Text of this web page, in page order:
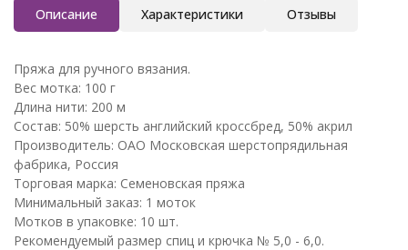
Описание Характеристики Отзывы
Пряжа для ручного вязания.
Вес мотка: 100 г
Длина нити: 200 м
Состав: 50% шерсть английский кроссбред, 50% акрил
Производитель: ОАО Московская шерстопрядильная
фабрика, Россия
Торговая марка: Семеновская пряжа
Минимальный заказ: 1 моток
Мотков в упаковке: 10 шт.
Рекомендуемый размер спиц и крючка № 5,0 - 6,0.